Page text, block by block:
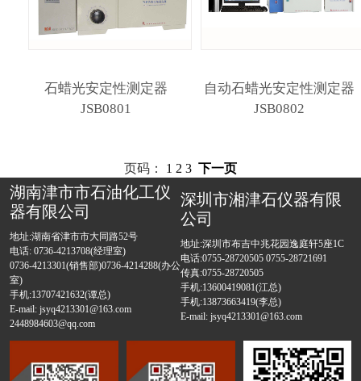
石蜡光安定性测定器
JSB0801
自动石蜡光安定性测定器
JSB0802
页码： 1 2 3 下一页
湖南津市市石油化工仪
器有限公司
地址:湖南省津市市大同路52号
电话: 0736-4213708(经理室)
0736-4213301(销售部)0736-4214288(办公
室)
手机:13707421632(谭总)
E-mail: jsyq4213301@163.com
2448984603@qq.com
深圳市湘津石仪器有限
公司
地址:深圳市布吉中兆花园逸庭轩5座1C
电话:0755-28720505 0755-28721691
传真:0755-28720505
手机:13600419081(江总)
手机:13873663419(李总)
E-mail: jsyq4213301@163.com